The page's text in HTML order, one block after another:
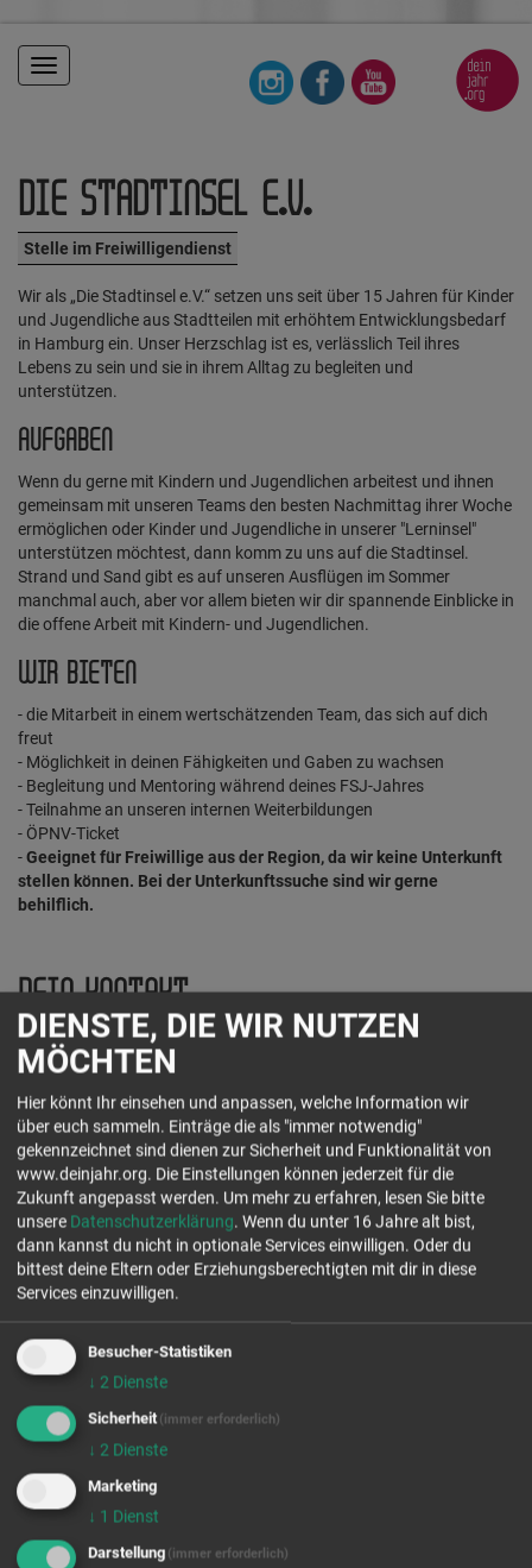
Toggle
navigation
DIE STADTINSEL E.V.
Stelle im Freiwilligendienst
Wir als „Die Stadtinsel e.V.“ setzen uns seit über 15 Jahren für Kinder
und Jugendliche aus Stadtteilen mit erhöhtem Entwicklungsbedarf
in Hamburg ein. Unser Herzschlag ist es, verlässlich Teil ihres
Lebens zu sein und sie in ihrem Alltag zu begleiten und
unterstützen.
AUFGABEN
Wenn du gerne mit Kindern und Jugendlichen arbeitest und ihnen
gemeinsam mit unseren Teams den besten Nachmittag ihrer Woche
ermöglichen oder Kinder und Jugendliche in unserer "Lerninsel"
unterstützen möchtest, dann komm zu uns auf die Stadtinsel.
Strand und Sand gibt es auf unseren Ausflügen im Sommer
manchmal auch, aber vor allem bieten wir dir spannende Einblicke in
die offene Arbeit mit Kindern- und Jugendlichen.
WIR BIETEN
- die Mitarbeit in einem wertschätzenden Team, das sich auf dich
freut
- Möglichkeit in deinen Fähigkeiten und Gaben zu wachsen
- Begleitung und Mentoring während deines FSJ-Jahres
- Teilnahme an unseren internen Weiterbildungen
- ÖPNV-Ticket
-Geeignet für Freiwillige aus der Region, da wir keine Unterkunft
stellen können. Bei der Unterkunftssuche sind wir gerne
behilflich.
DEIN KONTAKT
Die Stadtinsel e.V.
20357 Hamburg
Tel.: 040 430 988 52
www.stadtinsel-hamburg.de
Jetzt Kontakt aufnehmen
Stelle ab 18!
freie Plätze Jahrgang 26/27
freie Plätze Jahrgang 27/28
Stellenanzahl 1
EINSATZFELDER
DIENSTE, DIE WIR NUTZEN
MÖCHTEN
Hier könnt Ihr einsehen und anpassen, welche Information wir
über euch sammeln. Einträge die als "immer notwendig"
gekennzeichnet sind dienen zur Sicherheit und Funktionalität von
www.deinjahr.org. Die Einstellungen können jederzeit für die
Zukunft angepasst werden. Um mehr zu erfahren, lesen Sie bitte
unsere Datenschutzerklärung. Wenn du unter 16 Jahre alt bist,
dann kannst du nicht in optionale Services einwilligen. Oder du
bittest deine Eltern oder Erziehungsberechtigten mit dir in diese
Services einzuwilligen.
Besucher-Statistiken
↓ 2 Dienste
Sicherheit (immer erforderlich)
↓ 2 Dienste
Marketing
↓ 1 Dienst
Darstellung (immer erforderlich)